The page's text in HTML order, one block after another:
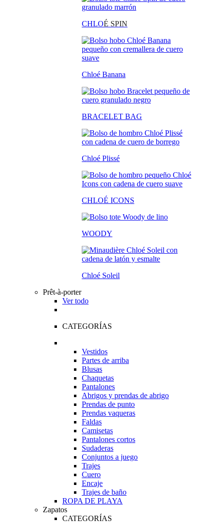
CHLOÉ SPIN
Chloé Banana
BRACELET BAG
Chloé Plissé
CHLOÉ ICONS
WOODY
Chloé Soleil
Prêt-à-porter
Ver todo
CATEGORÍAS
Vestidos
Partes de arriba
Blusas
Chaquetas
Pantalones
Abrigos y prendas de abrigo
Prendas de punto
Prendas vaqueras
Faldas
Camisetas
Pantalones cortos
Sudaderas
Conjuntos a juego
Trajes
Cuero
Encaje
Trajes de baño
ROPA DE PLAYA
Zapatos
CATEGORÍAS